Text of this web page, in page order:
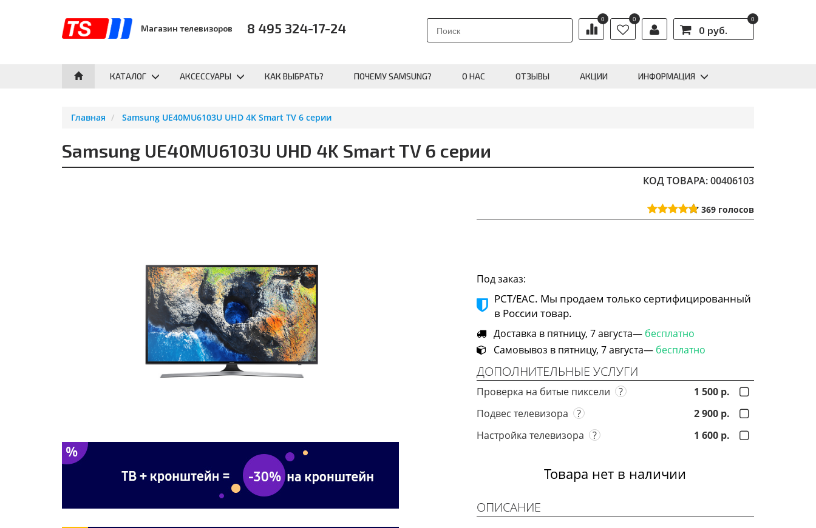
Магазин телевизоров 8 495 324-17-24
0 0
0 руб.
0
КАТАЛОГ АКСЕССУАРЫ КАК ВЫБРАТЬ? ПОЧЕМУ SAMSUNG? О НАС ОТЗЫВЫ АКЦИИ ИНФОРМАЦИЯ
Главная Samsung UE40MU6103U UHD 4K Smart TV 6 серии
Samsung UE40MU6103U UHD 4K Smart TV 6 серии
КОД ТОВАРА: 00406103
369 голосов
Под заказ:
РСТ/ЕАС. Мы продаем только сертифицированный
в России товар.
Доставка в пятницу, 7 августа— бесплатно
Самовывоз в пятницу, 7 августа— бесплатно
ДОПОЛНИТЕЛЬНЫЕ УСЛУГИ
Проверка на битые пиксели ?
1 500 р.
Подвес телевизора
?
2 900 р.
Настройка телевизора
? 1 600 р.
Товара нет в наличии
ОПИСАНИЕ